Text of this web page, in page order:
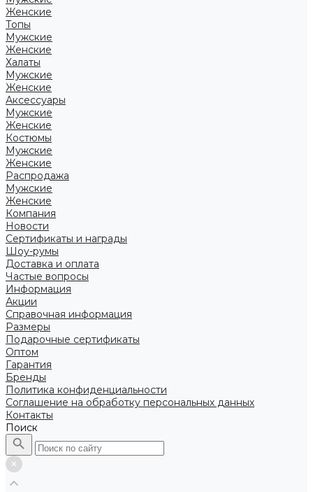
Женские
Топы
Мужские
Женские
Халаты
Мужские
Женские
Аксессуары
Мужские
Женские
Костюмы
Мужские
Женские
Распродажа
Мужские
Женские
Компания
Новости
Сертификаты и награды
Шоу-румы
Доставка и оплата
Частые вопросы
Информация
Акции
Справочная информация
Размеры
Подарочные сертификаты
Оптом
Гарантия
Бренды
Политика конфиденциальности
Соглашение на обработку персональных данных
Контакты
Поиск